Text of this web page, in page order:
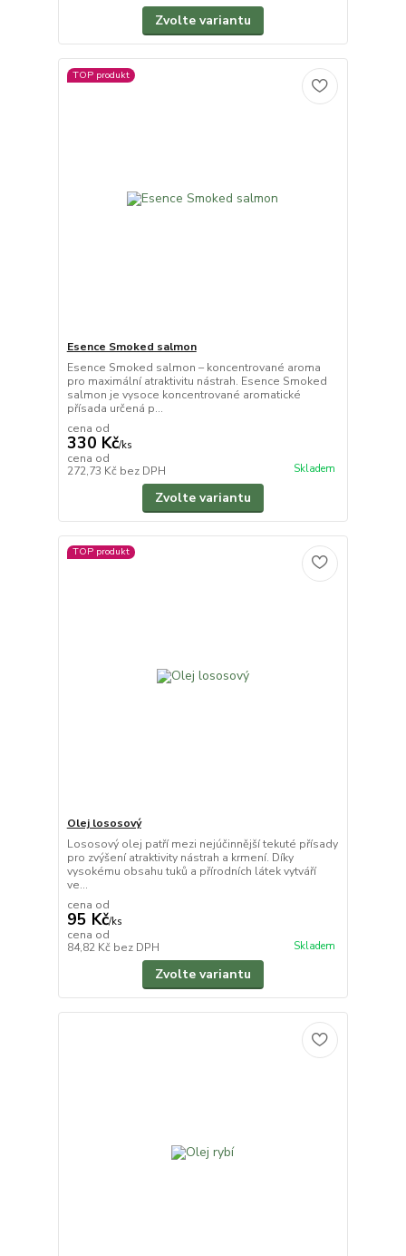
Zvolte variantu
TOP produkt
Esence Smoked salmon
Esence Smoked salmon – koncentrované aroma
pro maximální atraktivitu nástrah. Esence Smoked
salmon je vysoce koncentrované aromatické
přísada určená p...
cena od
330 Kč/ks
cena od
272,73 Kč bez DPH Skladem
Zvolte variantu
TOP produkt
Olej lososový
Lososový olej patří mezi nejúčinnější tekuté přísady
pro zvýšení atraktivity nástrah a krmení. Díky
vysokému obsahu tuků a přírodních látek vytváří
ve...
cena od
95 Kč/ks
cena od
84,82 Kč bez DPH Skladem
Zvolte variantu